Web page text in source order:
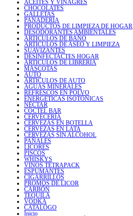
ACEITES Y VINAGRES
CHOCOLATES
GALLETAS
PANADERÍA
PRODUCTOS DE LIMPIEZA DE HOGAR
DESODORANTES AMBIENTALES
ARTICULOS DE BAÑO
ARTICULOS DE ASEO Y LIMPIEZA
SUAVIZANTES
DESINFECTACTES HOGAR
ARTICULOS DE LIBRERIA
MASCOTAS
AUTO
ARTICULOS DE AUTO
AGUAS MINERALES
REFRESCOS EN POLVO
ENERGÉTICAS ISOTÓNICAS
NÉCTAR
COCTEL BAR
CERVECERÍA
CERVEZAS EN BOTELLA
CERVEZAS EN LATA
CERVEZAS SIN ALCOHOL
PAÑALES
LICORES
PISCOS
WHISKYS
VINOS TETRAPACK
ESPUMANTES
CIGARRILLOS
PROMOS DE LICOR
CARBÓN
TEQUILA
VODKA
CATALOGO
Inicio